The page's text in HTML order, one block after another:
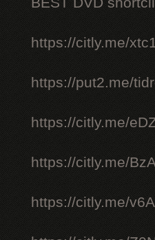
https://citly.me/
https://put2.me/
https://citly.me/
https://citly.me/
https://citly.me/